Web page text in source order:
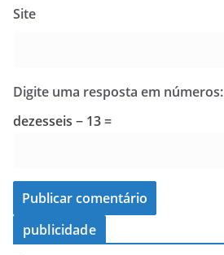
Site
Digite uma resposta em números:
dezesseis − 13 =
publicidade